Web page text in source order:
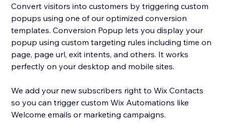
Convert visitors into customers by triggering custom
popups using one of our optimized conversion
templates. Conversion Popup lets you display your
popup using custom targeting rules including time on
page, page url, exit intents, and others. It works
perfectly on your desktop and mobile sites.
We add your new subscribers right to Wix Contacts
so you can trigger custom Wix Automations like
Welcome emails or marketing campaigns.